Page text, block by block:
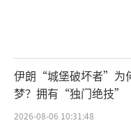
伊朗“城堡破坏者”为
梦？拥有“独门绝技”
2026-08-06 10:31:48